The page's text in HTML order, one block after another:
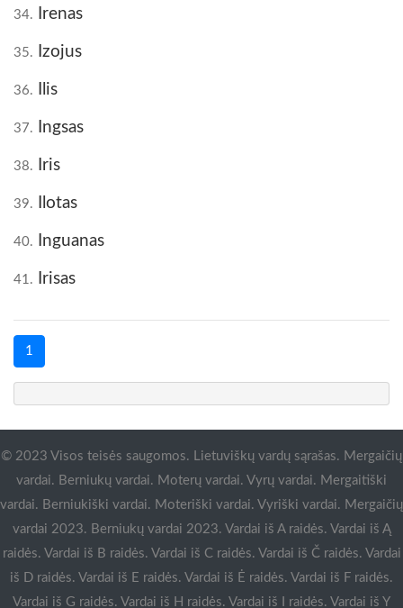
34. Irenas
35. Izojus
36. Ilis
37. Ingsas
38. Iris
39. Ilotas
40. Inguanas
41. Irisas
1
© 2023 Visos teisės saugomos. Lietuviškų vardų sąrašas. Mergaičių
vardai. Berniukų vardai. Moterų vardai. Vyrų vardai. Mergaitiški
vardai. Berniukiški vardai. Moteriški vardai. Vyriški vardai. Mergaičių
vardai 2023. Berniukų vardai 2023. Vardai iš A raidės. Vardai iš Ą
raidės. Vardai iš B raidės. Vardai iš C raidės. Vardai iš Č raidės. Vardai
iš D raidės. Vardai iš E raidės. Vardai iš Ė raidės. Vardai iš F raidės.
Vardai iš G raidės. Vardai iš H raidės. Vardai iš I raidės. Vardai iš Y